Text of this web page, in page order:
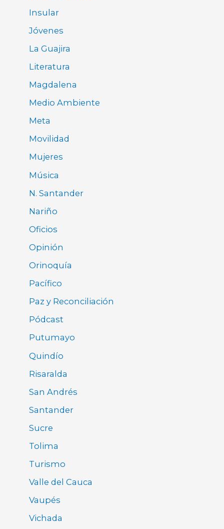
Insular
Jóvenes
La Guajira
Literatura
Magdalena
Medio Ambiente
Meta
Movilidad
Mujeres
Música
N. Santander
Nariño
Oficios
Opinión
Orinoquía
Pacífico
Paz y Reconciliación
Pódcast
Putumayo
Quindío
Risaralda
San Andrés
Santander
Sucre
Tolima
Turismo
Valle del Cauca
Vaupés
Vichada